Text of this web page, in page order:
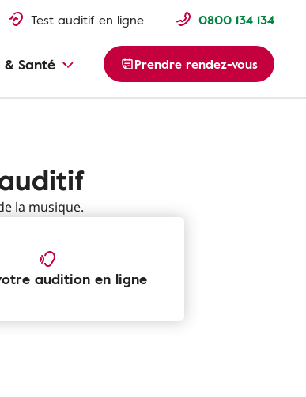
Test auditif en ligne 0800 134 134
Santé Prendre rendez-vous
la musique.
audition en ligne